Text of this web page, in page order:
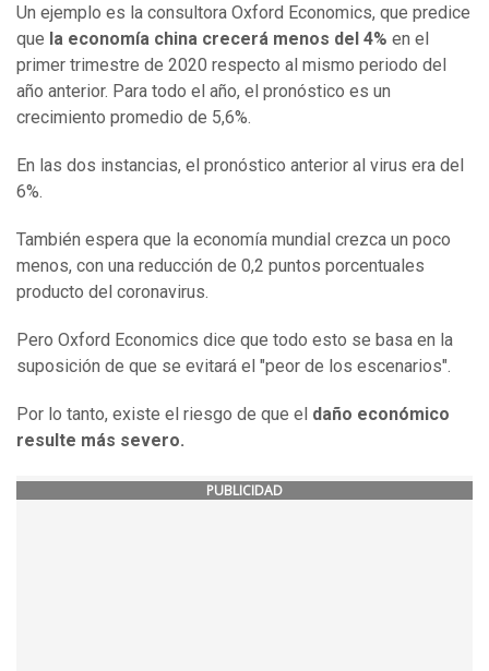
Un ejemplo es la consultora Oxford Economics, que predice
que la economía china crecerá menos del 4% en el
primer trimestre de 2020 respecto al mismo periodo del
año anterior. Para todo el año, el pronóstico es un
crecimiento promedio de 5,6%.
En las dos instancias, el pronóstico anterior al virus era del
6%.
También espera que la economía mundial crezca un poco
menos, con una reducción de 0,2 puntos porcentuales
producto del coronavirus.
Pero Oxford Economics dice que todo esto se basa en la
suposición de que se evitará el "peor de los escenarios".
Por lo tanto, existe el riesgo de que el daño económico
resulte más severo.
PUBLICIDAD